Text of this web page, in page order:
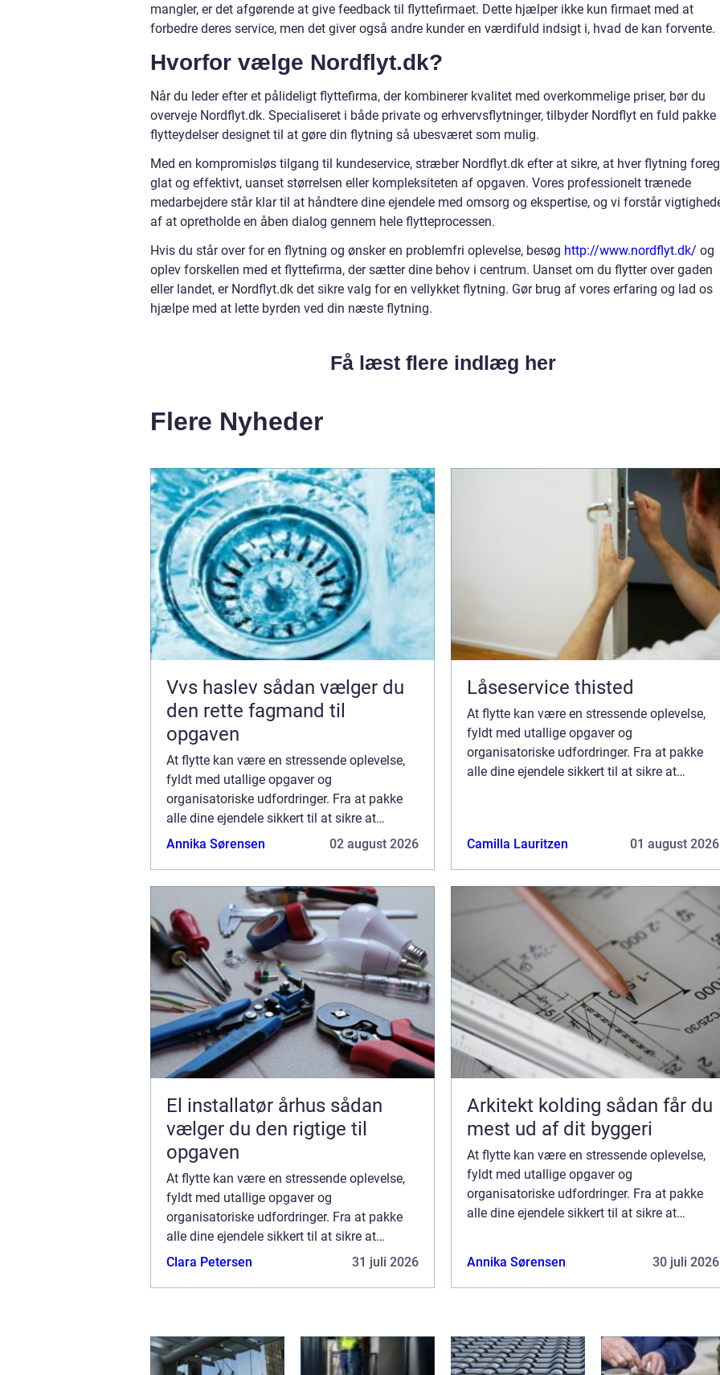
mangler, er det afgørende at give feedback til flyttefirmaet. Dette hjælper ikke kun firmaet med at
forbedre deres service, men det giver også andre kunder en værdifuld indsigt i, hvad de kan forvente.
Hvorfor vælge Nordflyt.dk?
Når du leder efter et pålideligt flyttefirma, der kombinerer kvalitet med overkommelige priser, bør du
overveje Nordflyt.dk. Specialiseret i både private og erhvervsflytninger, tilbyder Nordflyt en fuld pakke
flytteydelser designet til at gøre din flytning så ubesværet som mulig.
Med en kompromisløs tilgang til kundeservice, stræber Nordflyt.dk efter at sikre, at hver flytning
glat og effektivt, uanset størrelsen eller kompleksiteten af opgaven. Vores professionelt trænede
medarbejdere står klar til at håndtere dine ejendele med omsorg og ekspertise, og vi forstår
af at opretholde en åben dialog gennem hele flytteprocessen.
Hvis du står over for en flytning og ønsker en problemfri oplevelse, besøg http://www.nordflyt.dk/ og
oplev forskellen med et flyttefirma, der sætter dine behov i centrum. Uanset om du flytter over gaden
eller landet, er Nordflyt.dk det sikre valg for en vellykket flytning. Gør brug af vores erfaring og lad os
hjælpe med at lette byrden ved din næste flytning.
Få læst flere indlæg her
Flere Nyheder
Vvs haslev sådan vælger du
den rette fagmand til
opgaven
At flytte kan være en stressende oplevelse,
fyldt med utallige opgaver og
organisatoriske udfordringer. Fra at pakke
alle dine ejendele sikkert til at sikre at
møblerne kommer uskadte til dit nye hjem,
Annika Sørensen 02 august 2026
Låseservice thisted
At flytte kan være en stressende oplevelse,
fyldt med utallige opgaver og
organisatoriske udfordringer. Fra at pakke
alle dine ejendele sikkert til at sikre at
Camilla Lauritzen
01 august 2026
El installatør århus sådan
vælger du den rigtige til
opgaven
At flytte kan være en stressende oplevelse,
fyldt med utallige opgaver og
organisatoriske udfordringer. Fra at pakke
alle dine ejendele sikkert til at sikre at
møblerne kommer uskadte til dit nye hjem,
Clara Petersen 31 juli 2026
Arkitekt kolding sådan får du
mest ud af dit byggeri
At flytte kan være en stressende oplevelse,
fyldt med utallige opgaver og
organisatoriske udfordringer. Fra at pakke
alle dine ejendele sikkert til at sikre at
hindringer...
Annika Sørensen 30 juli 2026